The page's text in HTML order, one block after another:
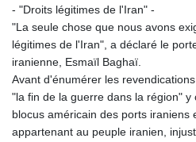
- "Droits légitimes de l'Iran" -
"La seule chose que nous avons
légitimes de l'Iran", a déclaré le
iranienne, Esmaïl Baghaï.
Avant d'énumérer les
"la fin de la guerre dans la région"
blocus américain des ports iraniens
appartenant au peuple iranien,